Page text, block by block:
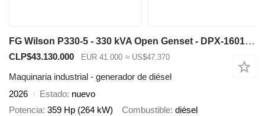
FG Wilson P330-5 - 330 kVA Open Genset - DPX-16016-O
CLP$43.130.000 EUR 41.000 ≈ US$47.370
Maquinaria industrial - generador de diésel
2026
Estado nuevo
Potencia 359 Hp (264 kW) Combustible diésel